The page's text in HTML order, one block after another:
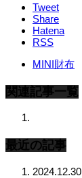
Tweet
Share
Hatena
RSS
MINI財布
関連記事一覧
最近の記事
2024.12.30